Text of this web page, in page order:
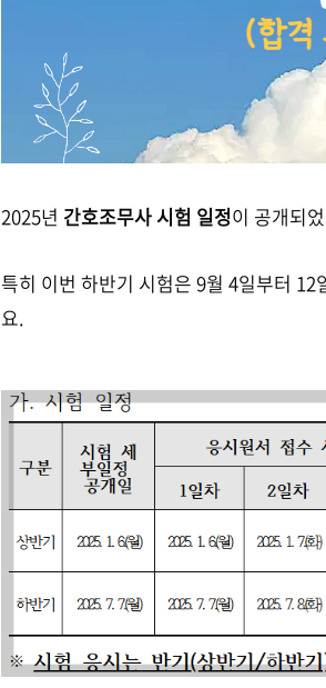
2025년 간호조무사 시험 일정이 공개되
특히 이번 하반기 시험은 9월 4일부터
요.